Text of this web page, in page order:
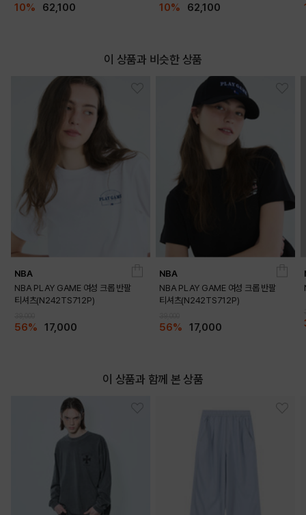
10% 62,100 10% 62,100
이 상품과 비슷한 상품
NBA
NBA PLAY GAME 여성 크롭 반팔
티셔츠(N242TS712P)
56% 17,000
NBA
NBA PLAY GAME 여성 크롭 반팔
티셔츠(N242TS712P)
56% 17,000
이 상품과 함께 본 상품